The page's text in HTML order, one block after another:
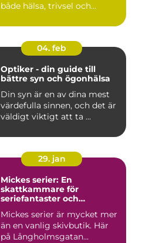
både hälsa, trivsel och...
04. feb
Optiker - din guide till
bättre syn och ögonhälsa
Din syn är en av dina mest
värdefulla sinnen, och det är
väldigt viktigt att ta ...
29. jan
Mickes serier: En
skattkammare för
seriefantaster och
Mickes serier är mycket mer
än en vanlig skivbutik. Här
på Långholmsgatan...